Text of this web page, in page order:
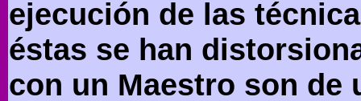
ejecución de las
éstas se han
con un Maestro son de